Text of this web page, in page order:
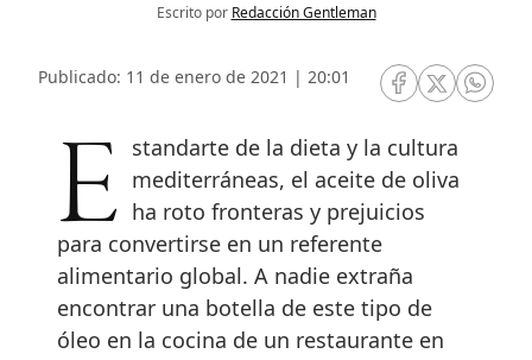
Escrito por Redacción Gentleman
Publicado: 11 de enero de 2021 | 20:01
RRSS Facebook
RRSSRRSS
Estandarte de la dieta y la cultura mediterráneas, el aceite de oliva
ha roto fronteras y prejuicios
para convertirse en un referente
alimentario global. A nadie extraña
encontrar una botella de este tipo de
óleo en la cocina de un restaurante en